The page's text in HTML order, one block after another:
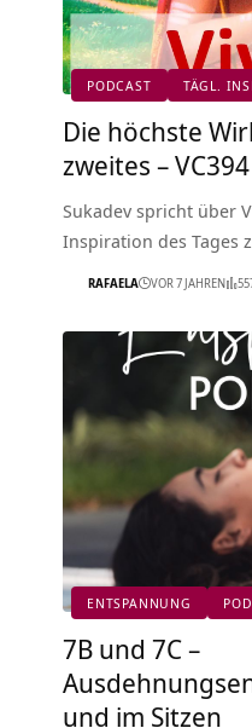
PODCAST TÄGL.
Die höchste
zweites – VC394
Sukadev spricht über
Inspiration des Tages
RAFAELA VOR 7 JAHREN
ENTSPANNUNG
7B und 7C –
und im Sitzen